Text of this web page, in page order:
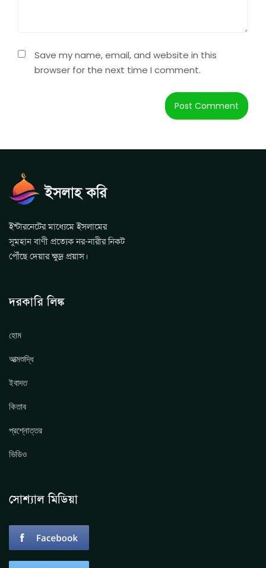
Save my name, email, and website in this
browser for the next time I comment.
ইন্টারনেটের মাধ্যেমে ইসলামের
সুমহান বাণী প্রত্যেক নর-নারীর নিকট
পৌঁছে দেয়ার ক্ষুদ্র প্রয়াস।
দরকারি লিঙ্ক
হোম
আত্মশুদ্ধি
ইবাদত
কিতাব
প্রশ্নোত্তর
ভিডিও
সোশ্যাল মিডিয়া